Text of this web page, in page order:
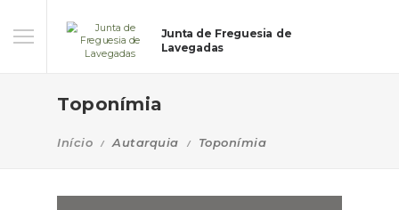
Junta de Freguesia de
Lavegadas
Toponímia
Início Autarquia Toponímia